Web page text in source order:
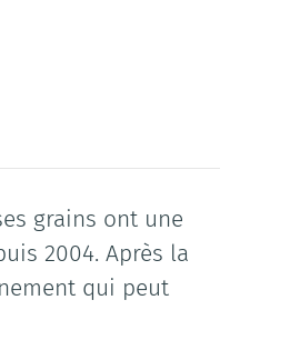
grains ont une
2004. Après la
qui peut